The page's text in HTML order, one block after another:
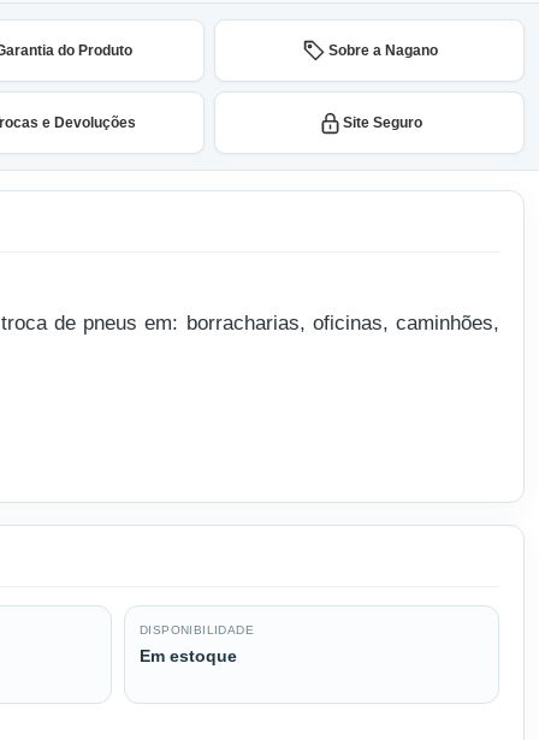
do Produto Sobre a Nagano
e Devoluções Site Seguro
de pneus em: borracharias, oficinas, caminhões,
DISPONIBILIDADE
Em estoque